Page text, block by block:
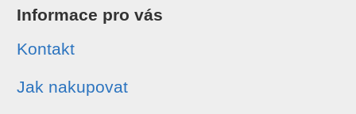
Informace pro vás
Kontakt
Jak nakupovat